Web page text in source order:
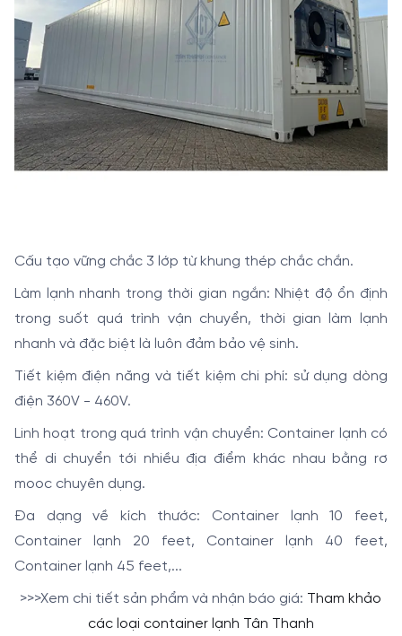
Cấu tạo vững chắc 3 lớp từ khung thép chắc chắn.
Làm lạnh nhanh trong thời gian ngắn: Nhiệt độ ổn định
trong suốt quá trình vận chuyển, thời gian làm lạnh
nhanh và đặc biệt là luôn đảm bảo vệ sinh.
Tiết kiệm điện năng và tiết kiệm chi phí: sử dụng dòng
điện 360V - 460V.
Linh hoạt trong quá trình vận chuyển: Container lạnh có
thể di chuyển tới nhiều địa điểm khác nhau bằng rơ
mooc chuyên dụng.
Đa dạng về kích thước: Container lạnh 10 feet,
Container lạnh 20 feet, Container lạnh 40 feet,
Container lạnh 45 feet,...
>>>Xem chi tiết sản phẩm và nhận báo giá: Tham khảo
các loại container lạnh Tân Thanh